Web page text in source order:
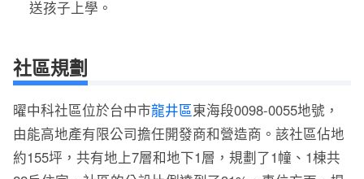
送孩子上學。
社區規劃
曜中科社區位於台中市龍井區東海段0098-0055地號，
由能高地產有限公司擔任開發商和營造商。該社區佔地
約155坪，共有地上7層和地下1層，規劃了1幢、1棟共